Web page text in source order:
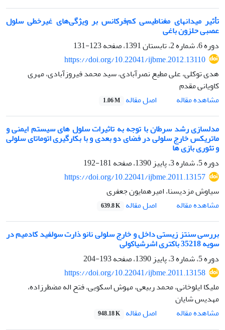
تأثیر میدانهای مغناطیسی کم‌فرکانس بر ویژگی‌های غیرخطی سلول
عصبی حلزون باغی
دوره 6، شماره 2، تابستان 1391، صفحه
123-131
https://doi.org/10.22041/ijbme.2012.13110
هدی توکلی، علی مطیع نصرآبادی، سید محمد فیروزآبادی، مهری
کاویانی مقدم
مشاهده مقاله
اصل مقاله 1.06 M
مدلسازی رشد سرطان با توجه به تاثیرات سلول های سیستم ایمنی و
ماتریکس خارج سلولی در فضای دو بعدی و با بکارگیری اتوماتای سلولی
و تئوری بازی ها
دوره 5، شماره 3، پاییز 1390، صفحه
181-192
https://doi.org/10.22041/ijbme.2011.13157
سیاوش مزدیسنا، امیرهمایون جعفری
مشاهده مقاله
اصل مقاله 639.8 K
بررسی سنتز زیستی داخل و خارج سلولی نانو ذارت سولفید کادمیم در
سویه 35218 باکتری اشرشیاکولی
دوره 5، شماره 3، پاییز 1390، صفحه
193-204
https://doi.org/10.22041/ijbme.2011.13158
ملیکا ایلوخانی، محمد ربیعی، مهوش اسکویی، فتح اله مضطرزاده،
مهدیس شایان
مشاهده مقاله
اصل مقاله 948.18 K